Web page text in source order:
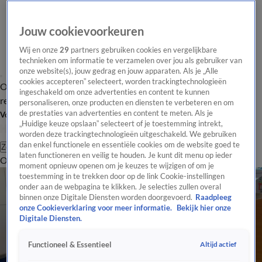
Overzicht Laatste nieuws Regionieuws Het beste van Hart
Tip de
redactie
Volg Hart van Nederland
Zoeken
OverzichtRegioUitzendingenWeerTip de redactiePanelVideo's
Jouw cookievoorkeuren
Wij en onze29 partners gebruiken cookies en vergelijkbare
technieken om informatie te verzamelen over jou als gebruiker van
onze website(s), jouw gedrag en jouw apparaten. Als je „Alle
cookies accepteren” selecteert, worden trackingtechnologieën
ingeschakeld om onze advertenties en content te kunnen
personaliseren, onze producten en diensten te verbeteren en om
de prestaties van advertenties en content te meten. Als je
„Huidige keuze opslaan” selecteert of je toestemming intrekt,
worden deze trackingtechnologieën uitgeschakeld. We gebruiken
dan enkel functionele en essentiële cookies om de website goed te
laten functioneren en veilig te houden. Je kunt dit menu op ieder
moment opnieuw openen om je keuzes te wijzigen of om je
toestemming in te trekken door op de link Cookie-instellingen
onder aan de webpagina te klikken. Je selecties zullen overal
binnen onze Digitale Diensten worden doorgevoerd. Raadpleeg
onze Cookieverklaring voor meer informatie.
Bekijk hier onze
Digitale Diensten.
Functioneel & Essentieel Altijd actief